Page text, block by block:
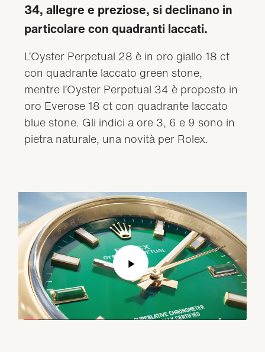
34, allegre e preziose, si declinano in
particolare con quadranti laccati.
L’Oyster Perpetual 28 è in oro giallo 18 ct
con quadrante laccato green stone,
mentre l’Oyster Perpetual 34 è proposto in
oro Everose 18 ct con quadrante laccato
blue stone. Gli indici a ore 3, 6 e 9 sono in
pietra naturale, una novità per Rolex.
Play
Video